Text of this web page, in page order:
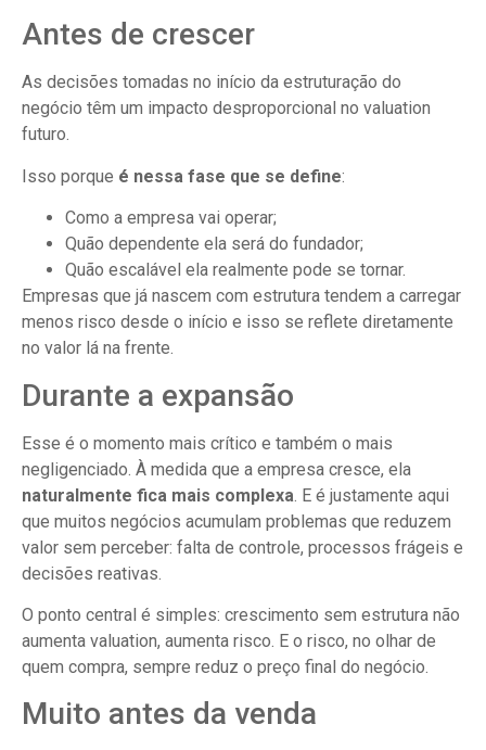
Antes de crescer
As decisões tomadas no início da estruturação do
negócio têm um impacto desproporcional no valuation
futuro.
Isso porque é nessa fase que se define:
Como a empresa vai operar;
Quão dependente ela será do fundador;
Quão escalável ela realmente pode se tornar.
Empresas que já nascem com estrutura tendem a carregar
menos risco desde o início e isso se reflete diretamente
no valor lá na frente.
Durante a expansão
Esse é o momento mais crítico e também o mais
negligenciado. À medida que a empresa cresce, ela
naturalmente fica mais complexa . E é justamente aqui
que muitos negócios acumulam problemas que reduzem
valor sem perceber: falta de controle, processos frágeis e
decisões reativas.
O ponto central é simples: crescimento sem estrutura não
aumenta valuation, aumenta risco. E o risco, no olhar de
quem compra, sempre reduz o preço final do negócio.
Muito antes da venda